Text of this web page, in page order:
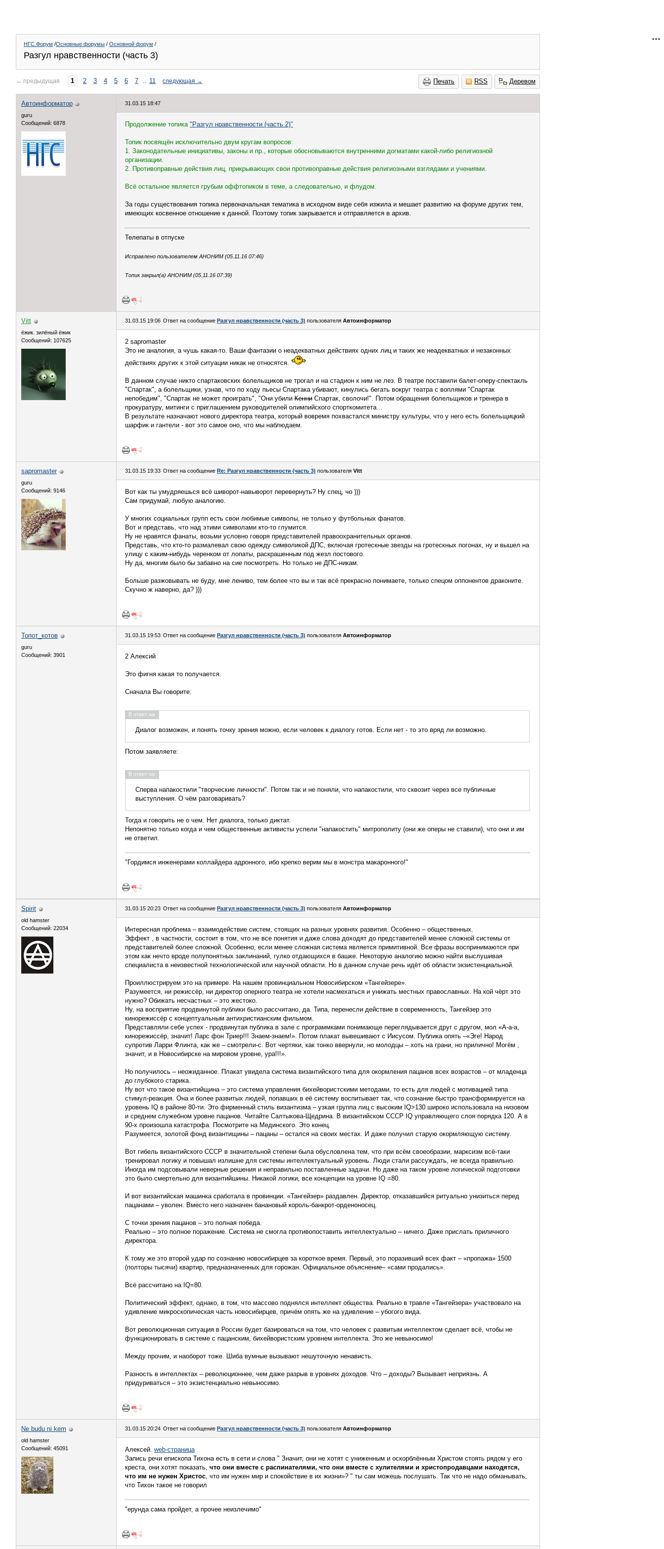
НГС.Форум /Основные форумы / Основной форум /
Разгул нравственности (часть 3)
Печать RSS Деревом
← предыдущая 1 2 3 4 5 6 7 .. 11 следующая →
Автоинформатор
guru
Сообщений: 6878
31.03.15 18:47
Продолжение топика "Разгул нравственности (часть 2)"
Топик посвящён исключительно двум кругам вопросов:
1. Законодательные инициативы, законы и пр., которые обосновываются внутренними догматами какой-либо религиозной
организации.
2. Противоправные действия лиц, прикрывающих свои противоправные действия религиозными взглядами и учениями.
Всё остальное является грубым оффтопиком в теме, а следовательно, и флудом.
За годы существования топика первоначальная тематика в исходном виде себя изжила и мешает развитию на форуме других тем,
имеющих косвенное отношение к данной. Поэтому топик закрывается и отправляется в архив.
Телепаты в отпуске
Исправлено пользователем АНОНИМ (05.11.16 07:46)
Топик закрыл(а) АНОНИМ (05.11.16 07:39)
Vitt
ёжик. зилёный ёжик
Сообщений: 107625
31.03.15 19:06 Ответ на сообщение Разгул нравственности (часть 3) пользователя Автоинформатор
2 sapromaster
Это не аналогия, а чушь какая-то. Ваши фантазии о неадекватных действиях одних лиц и таких же неадекватных и незаконных
действиях других к этой ситуации никак не относятся.
В данном случае никто спартаковских болельщиков не трогал и на стадион к ним не лез. В театре поставили балет-оперу-спектакль
"Спартак", а болельщики, узнав, что по ходу пьесы Спартака убивают, кинулись бегать вокруг театра с воплями "Спартак
непобедим", "Спартак не может проиграть", "Они убили Кенни Спартак, сволочи!". Потом обращения болельщиков и тренера в
прокуратуру, митинги с приглашением руководителей олимпийского спорткомитета...
В результате назначают нового директора театра, который вовремя похвастался министру культуры, что у него есть болельщицкий
шарфик и гантели - вот это самое оно, что мы наблюдаем.
sapromaster
guru
Сообщений: 9146
31.03.15 19:33 Ответ на сообщение Re: Разгул нравственности (часть 3) пользователя Vitt
Вот как ты умудряешься всё шиворот-навыворот перевернуть? Ну спец, чо )))
Сам придумай, любую аналогию.
У многих социальных групп есть свои любимые символы, не только у футбольных фанатов.
Вот и представь, что над этими символами кто-то глумится.
Ну не нравятся фанаты, возьми условно говоря представителей правоохранительных органов.
Представь, что кто-то размалевал свою одежду символикой ДПС, включая гротескные звезды на гротескных погонах, ну и вышел на
улицу с каким-нибудь черенком от лопаты, раскрашенным под жезл постового.
Ну да, многим было бы забавно на сие посмотреть. Но только не ДПС-никам.
Больше разжовывать не буду, мне лениво, тем более что вы и так всё прекрасно понимаете, только спецом оппонентов драконите.
Скучно ж наверно, да? )))
Топот_котов
guru
Сообщений: 3901
31.03.15 19:53 Ответ на сообщение Разгул нравственности (часть 3) пользователя Автоинформатор
2 Алексий
Это фигня какая то получается.
Сначала Вы говорите:
В ответ на:
Диалог возможен, и понять точку зрения можно, если человек к диалогу готов. Если нет - то это вряд ли возможно.
Потом заявляете:
В ответ на:
Сперва напакостили "творческие личности". Потом так и не поняли, что напакостили, что сквозит через все публичные
выступления. О чём разговаривать?
Тогда и говорить не о чем. Нет диалога, только диктат.
Непонятно только когда и чем общественные активисты успели "напакостить" митрополиту (они же оперы не ставили), что они и им
не ответил.
"Гордимся инженерами коллайдера адронного, ибо крепко верим мы в монстра макаронного!"
Spirit
old hamster
Сообщений: 22034
31.03.15 20:23 Ответ на сообщение Разгул нравственности (часть 3) пользователя Автоинформатор
Интересная проблема – взаимодействие систем, стоящих на разных уровнях развития. Особенно – общественных.
Эффект , в частности, состоит в том, что не все понятия и даже слова доходят до представителей менее сложной системы от
представителей более сложной. Особенно, если менее сложная система является примитивной. Все фразы воспринимаются при
этом как нечто вроде полупонятных заклинаний, гулко отдающихся в башке. Некоторую аналогию можно найти выслушивая
специалиста в неизвестной технологической или научной области. Но в данном случае речь идёт об области экзистенциальной.
Проиллюстрируем это на примере. На нашем провинциальном Новосибирском «Тангейзере».
Разумеется, ни режиссёр, ни директор оперного театра не хотели насмехаться и унижать местных православных. На кой чёрт это
нужно? Обижать несчастных – это жестоко.
Ну, на восприятие продвинутой публики было рассчитано, да. Типа, перенесли действие в современность, Тангейзер это
кинорежиссёр с концептуальным антихристианским фильмом.
Представляли себе успех - продвинутая публика в зале с программками понимающе переглядывается друг с другом, мол «А-а-а,
кинорежиссёр, значит! Ларс фон Триер!!! Знаем-знаем!». Потом плакат вывешивают с Иисусом. Публика опять –«Эге! Народ
супротив Ларри Флинта, как же – смотрели-с. Вот чертяки, как тонко ввернули, но молодцы – хоть на грани, но прилично! Могём ,
значит, и в Новосибирске на мировом уровне, ура!!!».
Но получилось – неожиданное. Плакат увидела система византийского типа для окормления пацанов всех возрастов – от младенца
до глубокого старика.
Ну вот что такое византийщина – это система управления бихейвористскими методами, то есть для людей с мотивацией типа
стимул-реакция. Она и более развитых людей, попавших в её систему воспитывает так, что сознание быстро трансформируется на
уровень IQ в районе 80-ти. Это фирменный стиль византизма – узкая группа лиц с высоким IQ>130 широко использовала на низовом
и среднем служебном уровне пацанов. Читайте Салтыкова-Щедрина. В византийском СССР IQ управляющего слоя порядка 120. А в
90-х произошла катастрофа. Посмотрите на Мединского. Это конец.
Разумеется, золотой фонд византищины – пацаны – остался на своих местах. И даже получил старую окормляющую систему.
Вот гибель византийского СССР в значительной степени была обусловлена тем, что при всём своеобразии, марксизм всё-таки
тренировал логику и повышал излишне для системы интеллектуальный уровень. Люди стали рассуждать, не всегда правильно.
Иногда им подсовывали неверные решения и неправильно поставленные задачи. Но даже на таком уровне логической подготовки
это было смертельно для византийшины. Никакой логики, все концепции на уровне IQ =80.
И вот византийская машинка сработала в провинции. «Тангейзер» раздавлен. Директор, отказавшийся ритуально унизиться перед
пацанами – уволен. Вместо него назначен банановый король-банкрот-орденоносец.
С точки зрения пацанов – это полная победа.
Реально – это полное поражение. Система не смогла противопоставить интеллектуально – ничего. Даже прислать приличного
директора.
К тому же это второй удар по сознанию новосибирцев за короткое время. Первый, это поразивший всех факт – «пропажа» 1500
(полторы тысячи) квартир, предназначенных для горожан. Официальное объяснение– «сами продались».
Всё рассчитано на IQ=80.
Политический эффект, однако, в том, что массово поднялся интеллект общества. Реально в травле «Тангейзера» участвовало на
удивление микроскопическая часть новосибирцев, причём опять же на удивление – убогого вида.
Вот революционная ситуация в России будет базироваться на том, что человек с развитым интеллектом сделает всё, чтобы не
функционировать в системе с пацанским, бихейвористским уровнем интеллекта. Это же невыносимо!
Между прочим, и наоборот тоже. Шиба вумные вызывают нешуточную ненависть.
Разность в интеллектах – революционнее, чем даже разрыв в уровнях доходов. Что – доходы? Вызывает неприязнь. А
придуриваться – это экзистенциально невыносимо.
Ne budu ni kem
old hamster
Сообщений: 45091
31.03.15 20:24 Ответ на сообщение Разгул нравственности (часть 3) пользователя Автоинформатор
Алексей. web-страница
Запись речи епископа Тихона есть в сети и слова " Значит, они не хотят с униженным и оскорблённым Христом стоять рядом у его
креста, они хотят показать, что они вместе с распинателями, что они вместе с хулителями и христопродавцами находятся,
что им не нужен Христос, что им нужен мир и спокойствие в их жизни»? " ты сам можешь послушать. Так что не надо обманывать,
что Тихон такое не говорил
"ерунда сама пройдет, а прочее неизлечимо"